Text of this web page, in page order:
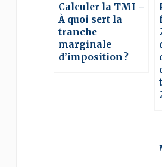
Calculer la TMI –
À quoi sert la
tranche
marginale
d’imposition ?